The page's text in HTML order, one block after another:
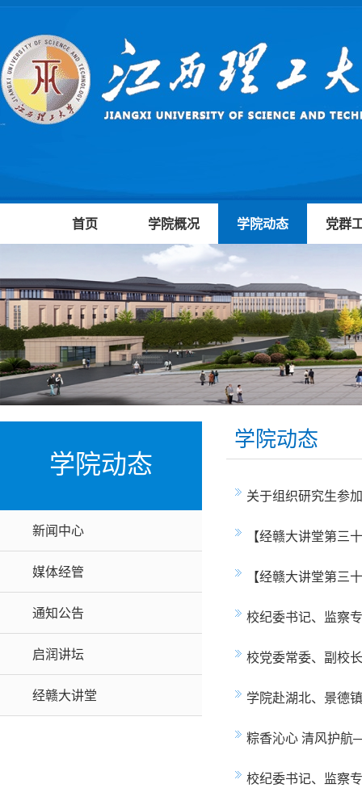
首页 学院概况 学院动态 党群
学院动态
新闻中心
媒体经管
通知公告
启润讲坛
经赣大讲堂
学院动态
关于组织研究生参
【经赣大讲堂第三
【经赣大讲堂第三
校纪委书记、监察
校党委常委、副校
学院赴湖北、景德
粽香沁心 清风护
校纪委书记、监察